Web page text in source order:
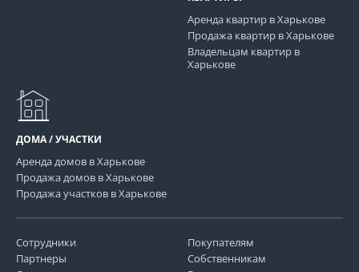
Аренда квартир в Харькове
Продажа квартир в Харькове
Владельцам квартир в
Харькове
ДОМА / УЧАСТКИ
Аренда домов в Харькове
Продажа домов в Харькове
Продажа участков в Харькове
Сотрудники
Партнеры
Покупателям
Собственникам